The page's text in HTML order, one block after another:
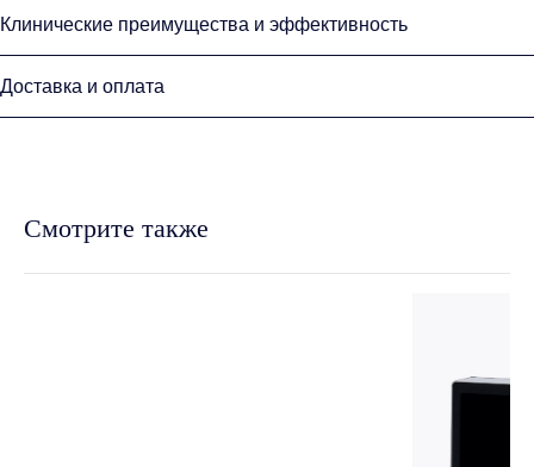
Клинические преимущества и эффективность
Доставка и оплата
Смотрите также